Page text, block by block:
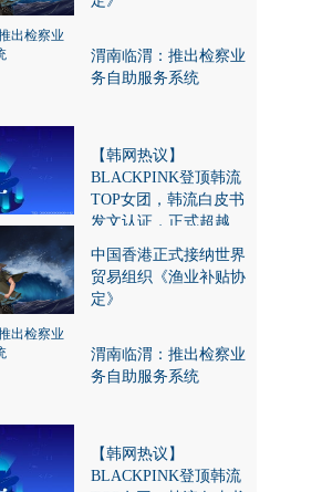
渭南临渭：推出检察业
务自助服务系统
【韩网热议】
BLACKPINK登顶韩流
TOP女团，韩流白皮书
发文认证，正式超越
中国香港正式接纳世界
贸易组织《渔业补贴协
定》
渭南临渭：推出检察业
务自助服务系统
【韩网热议】
BLACKPINK登顶韩流